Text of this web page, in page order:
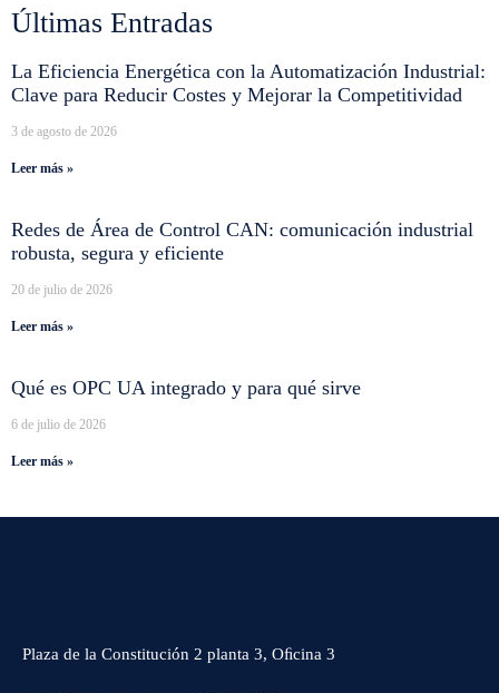
Últimas Entradas
La Eficiencia Energética con la Automatización Industrial:
Clave para Reducir Costes y Mejorar la Competitividad
3 de agosto de 2026
Leer más »
Redes de Área de Control CAN: comunicación industrial
robusta, segura y eficiente
20 de julio de 2026
Leer más »
Qué es OPC UA integrado y para qué sirve
6 de julio de 2026
Leer más »
Plaza de la Constitución 2 planta 3, Oﬁcina 3